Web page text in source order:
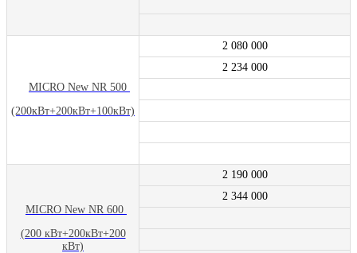
MICRO New NR 500
(200кВт+200кВт+100кВт)
2 080 000
2 234 000
MICRO New NR 600
(200 кВт+200кВт+200
кВт)
2 190 000
2 344 000